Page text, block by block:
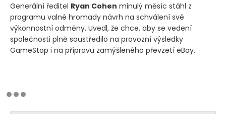
Generální ředitel Ryan Cohen minulý měsíc stáhl z
programu valné hromady návrh na schválení své
výkonnostní odměny. Uvedl, že chce, aby se vedení
společnosti plně soustředilo na provozní výsledky
GameStop i na přípravu zamýšleného převzetí eBay.